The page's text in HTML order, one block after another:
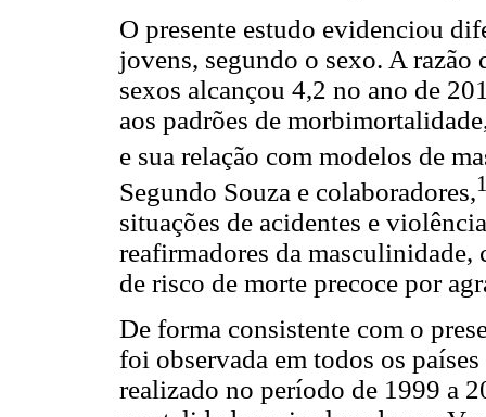
O presente estudo evidenciou
jovens, segundo o sexo. A razão
sexos alcançou 4,2 no ano de
aos padrões de
e sua relação com modelos de
Segundo Souza e colaboradores,
situações de acidentes e
reafirmadores da
de risco de morte precoce por
De forma consistente com o
foi observada em todos os
realizado no período de 1999 a